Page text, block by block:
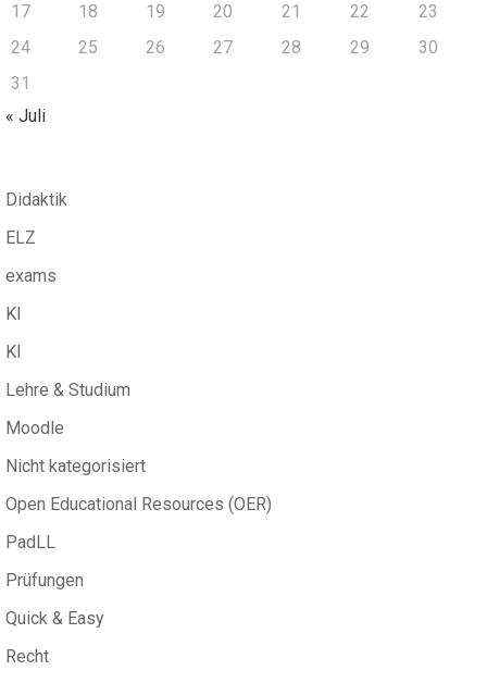
17
18 19 20 21 22
23
24
25 26 27 28 29
30
31
« Juli
Didaktik
ELZ
exams
KI
KI
Lehre & Studium
Moodle
Nicht kategorisiert
Open Educational Resources (OER)
PadLL
Prüfungen
Quick & Easy
Recht